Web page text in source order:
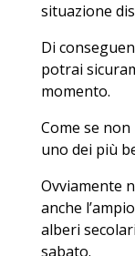
situazione
Di
potrai
momento.
Come se
uno dei più
Ovviamente
anche
alberi
sabato.